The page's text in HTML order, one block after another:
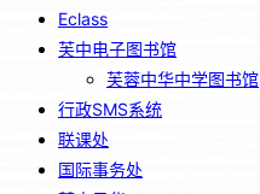
Eclass
芙中电子图书馆
芙蓉中华中学图书馆
行政SMS系统
联课处
国际事务处